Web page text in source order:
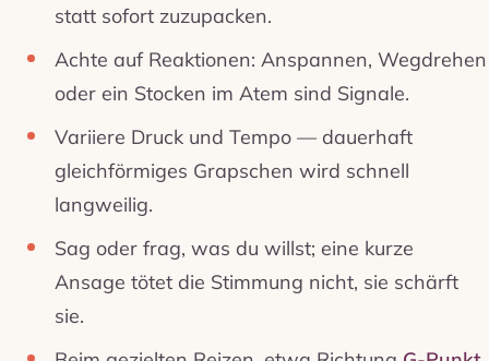
statt sofort zuzupacken.
Achte auf Reaktionen: Anspannen, Wegdrehen
oder ein Stocken im Atem sind Signale.
Variiere Druck und Tempo — dauerhaft
gleichförmiges Grapschen wird schnell
langweilig.
Sag oder frag, was du willst; eine kurze
Ansage tötet die Stimmung nicht, sie schärft
sie.